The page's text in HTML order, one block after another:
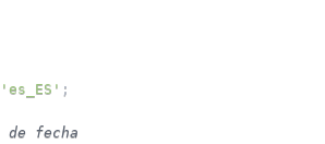
'es_ES' ;
de fecha